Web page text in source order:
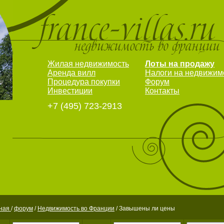
Жилая недвижимость
Аренда вилл
Процедура покупки
Инвестиции
Лоты на продажу
Налоги на
Форум
Контакты
+7 (495) 723-2913
/форум / Недвижимость во Франции / Завышены ли цены